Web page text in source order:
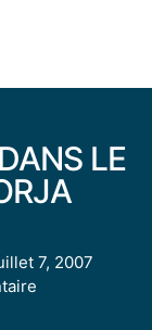
LE
7, 2007